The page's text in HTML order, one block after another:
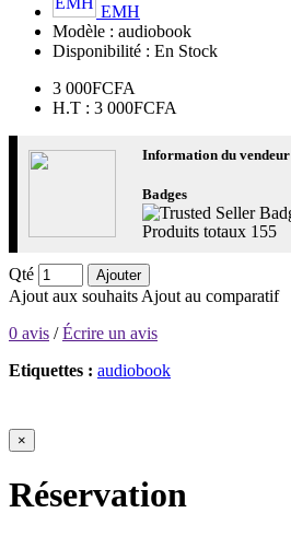
EMH
Modèle : audiobook
Disponibilité : En Stock
3 000FCFA
H.T : 3 000FCFA
Information du vendeur
Badges
Produits totaux 155
Qté Ajouter
Ajout aux souhaits Ajout au comparatif
0 avis /Écrire un avis
Etiquettes : audiobook
×
Réservation